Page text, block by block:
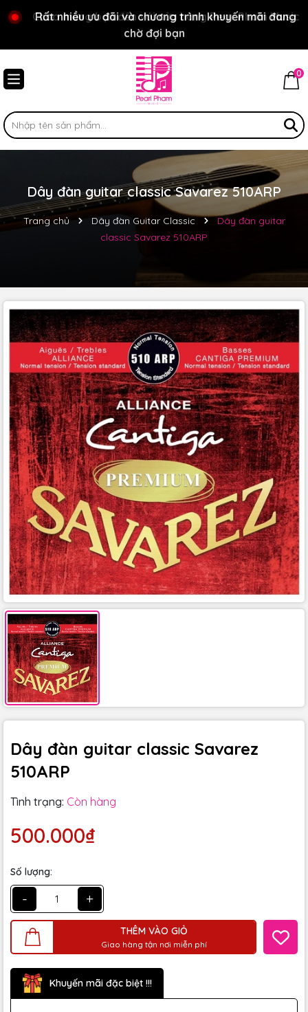
Chào mừng bạn đến với cửa hàng Pear Pham Music
Rất nhiều ưu đãi và chương trình khuyến mãi đang
chờ đợi bạn
0
Dây đàn guitar classic Savarez 510ARP
Trang chủ Dây đàn Guitar Classic
Dây đàn guitar
classic Savarez 510ARP
Dây đàn guitar classic Savarez
510ARP
Tình trạng: Còn hàng
500.000₫
Số lượng:
- +
THÊM VÀO GIỎ
Giao hàng tận nơi miễn phí
Khuyến mãi đặc biệt !!!